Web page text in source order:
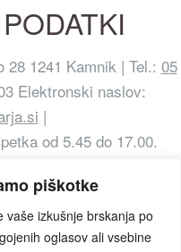
piškotke
vaše izkušnje brskanja po
oglasov ali vsebine
28 1241 Kamnik | Tel.: 05
Elektronski naslov:
|
od 5.45 do 17.00.